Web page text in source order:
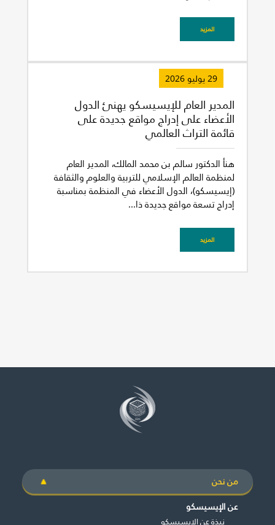
المزيد
29 يوليو 2026
المدير العام للإيسيسكو يهنئ الدول
الأعضاء على إدراج مواقع جديدة على
قائمة التراث العالمي
هنأ الدكتور سالم بن محمد المالك، المدير العام
لمنظمة العالم الإسلامي للتربية والعلوم والثقافة
(إيسيسكو)، الدول الأعضاء في المنظمة بمناسبة
إدراج تسعة مواقع جديدة ذا...
المزيد
من نحن
عن الإيسيسكو
نبذة عن الإيسيسكو